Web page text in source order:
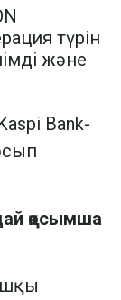
түрін
және
Bank-
қосымша